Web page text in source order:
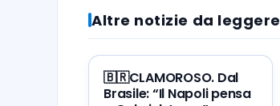
Altre notizie da leggere
🇧🇷CLAMOROSO. Dal
Brasile: “Il Napoli pensa